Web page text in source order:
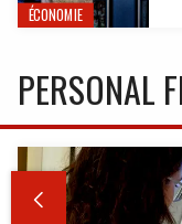
ÉCONOMIE
PERSONAL
